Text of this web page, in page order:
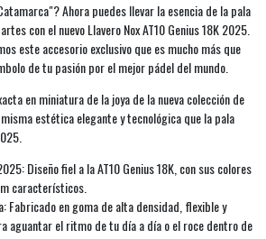
Ahora puedes llevar la esencia de la pala
con el nuevo Llavero Nox AT10 Genius 18K 2025.
este accesorio exclusivo que es mucho más que
de tu pasión por el mejor pádel del mundo.
en miniatura de la joya de la nueva colección de
estética elegante y tecnológica que la pala
Diseño fiel a la AT10 Genius 18K, con sus colores
característicos.
Fabricado en goma de alta densidad, flexible y
aguantar el ritmo de tu día a día o el roce dentro de